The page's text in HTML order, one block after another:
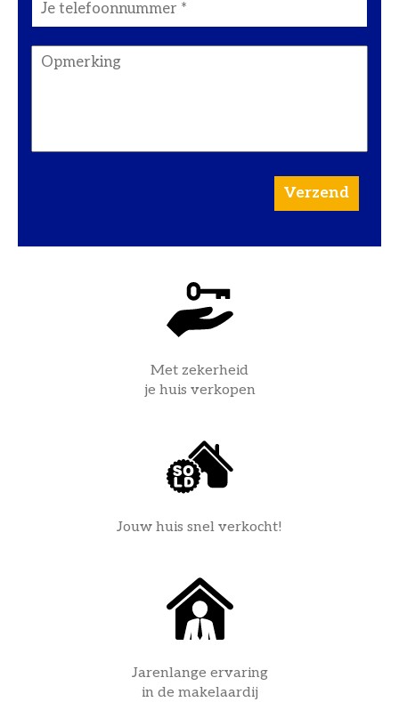
Met zekerheid
je huis verkopen
Jouw huis snel verkocht!
Jarenlange ervaring
in de makelaardij